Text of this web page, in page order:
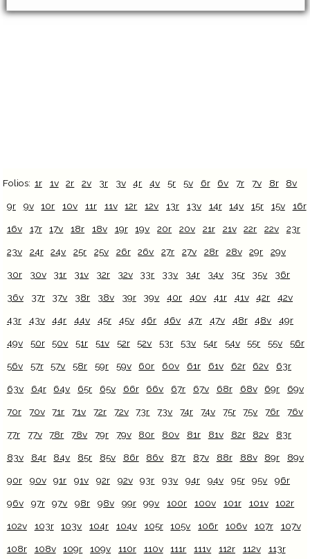
Folios: 1r 1v 2r 2v 3r 3v 4r 4v 5r 5v 6r 6v 7r 7v 8r 8v
9r 9v 10r 10v 11r 11v 12r 12v 13r 13v 14r 14v 15r 15v 16r
16v 17r 17v 18r 18v 19r 19v 20r 20v 21r 21v 22r 22v 23r
23v 24r 24v 25r 25v 26r 26v 27r 27v 28r 28v 29r 29v
30r 30v 31r 31v 32r 32v 33r 33v 34r 34v 35r 35v 36r
36v 37r 37v 38r 38v 39r 39v 40r 40v 41r 41v 42r 42v
43r 43v 44r 44v 45r 45v 46r 46v 47r 47v 48r 48v 49r
49v 50r 50v 51r 51v 52r 52v 53r 53v 54r 54v 55r 55v 56r
56v 57r 57v 58r 59r 59v 60r 60v 61r 61v 62r 62v 63r
63v 64r 64v 65r 65v 66r 66v 67r 67v 68r 68v 69r 69v
70r 70v 71r 71v 72r 72v 73r 73v 74r 74v 75r 75v 76r 76v
77r 77v 78r 78v 79r 79v 80r 80v 81r 81v 82r 82v 83r
83v 84r 84v 85r 85v 86r 86v 87r 87v 88r 88v 89r 89v
90r 90v 91r 91v 92r 92v 93r 93v 94r 94v 95r 95v 96r
96v 97r 97v 98r 98v 99r 99v 100r 100v 101r 101v 102r
102v 103r 103v 104r 104v 105r 105v 106r 106v 107r 107v
108r 108v 109r 109v 110r 110v 111r 111v 112r 112v 113r